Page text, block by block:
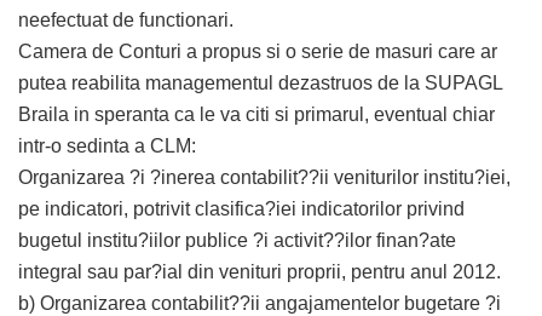
neefectuat de functionari.
Camera de Conturi a propus si o serie de masuri care ar
putea reabilita managementul dezastruos de la SUPAGL
Braila in speranta ca le va citi si primarul, eventual chiar
intr-o sedinta a CLM:
Organizarea ?i ?inerea contabilit??ii veniturilor institu?iei,
pe indicatori, potrivit clasifica?iei indicatorilor privind
bugetul institu?iilor publice ?i activit??ilor finan?ate
integral sau par?ial din venituri proprii, pentru anul 2012.
b) Organizarea contabilit??ii angajamentelor bugetare ?i